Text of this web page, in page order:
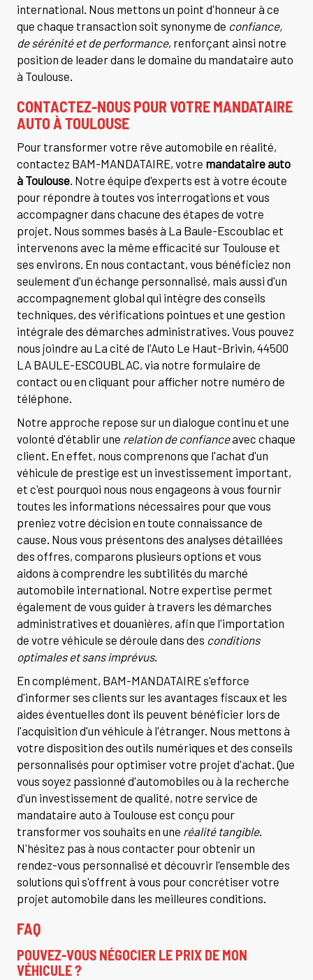
international. Nous mettons un point d'honneur à ce
que chaque transaction soit synonyme de confiance,
de sérénité et de performance, renforçant ainsi notre
position de leader dans le domaine du mandataire auto
à Toulouse.
CONTACTEZ-NOUS POUR VOTRE MANDATAIRE
AUTO À TOULOUSE
Pour transformer votre rêve automobile en réalité,
contactez BAM-MANDATAIRE, votre mandataire auto
à Toulouse. Notre équipe d'experts est à votre écoute
pour répondre à toutes vos interrogations et vous
accompagner dans chacune des étapes de votre
projet. Nous sommes basés à La Baule-Escoublac et
intervenons avec la même efficacité sur Toulouse et
ses environs. En nous contactant, vous bénéficiez non
seulement d'un échange personnalisé, mais aussi d'un
accompagnement global qui intègre des conseils
techniques, des vérifications pointues et une gestion
intégrale des démarches administratives. Vous pouvez
nous joindre au La cité de l'Auto Le Haut-Brivin, 44500
LA BAULE-ESCOUBLAC, via notre formulaire de
contact ou en cliquant pour afficher notre numéro de
téléphone.
Notre approche repose sur un dialogue continu et une
volonté d'établir une relation de confianceavec chaque
client. En effet, nous comprenons que l'achat d'un
véhicule de prestige est un investissement important,
et c'est pourquoi nous nous engageons à vous fournir
toutes les informations nécessaires pour que vous
preniez votre décision en toute connaissance de
cause. Nous vous présentons des analyses détaillées
des offres, comparons plusieurs options et vous
aidons à comprendre les subtilités du marché
automobile international. Notre expertise permet
également de vous guider à travers les démarches
administratives et douanières, afin que l'importation
de votre véhicule se déroule dans des conditions
optimales et sans imprévus.
En complément, BAM-MANDATAIRE s'efforce
d'informer ses clients sur les avantages fiscaux et les
aides éventuelles dont ils peuvent bénéficier lors de
l'acquisition d'un véhicule à l'étranger. Nous mettons à
votre disposition des outils numériques et des conseils
personnalisés pour optimiser votre projet d'achat. Que
vous soyez passionné d'automobiles ou à la recherche
d'un investissement de qualité, notre service de
mandataire auto à Toulouse est conçu pour
transformer vos souhaits en une réalité tangible.
N'hésitez pas à nous contacter pour obtenir un
rendez-vous personnalisé et découvrir l'ensemble des
solutions qui s'offrent à vous pour concrétiser votre
projet automobile dans les meilleures conditions.
FAQ
POUVEZ-VOUS NÉGOCIER LE PRIX DE MON
VÉHICULE ?